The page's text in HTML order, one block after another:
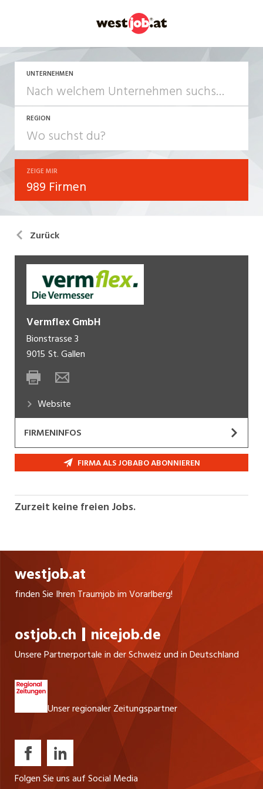
UNTERNEHMEN
REGION
ZEIGE MIR
989 Firmen
Zurück
Vermflex GmbH
Bionstrasse 3
9015 St. Gallen
Website
FIRMENINFOS
Die Vermflex GmbHist ein innovatives
Vermessungsunternehmen aus der Ostschweiz.
und viel Leidenschaft realisieren wir Projekte in
erwarten dich abwechslungsreiche Projekte,
moderne Arbeitsmittel und ein Arbeitsumfeld
mit viel Eigenverantwortung und Flexibilität.
FIRMA ALS JOBABO ABONNIEREN
Zurzeit keine freien Jobs.
westjob.at
finden Sie Ihren Traumjob im Vorarlberg!
ostjob.ch nicejob.de
Unsere Partnerportale in der Schweiz und in Deutschland
Unser regionaler Zeitungspartner
Folgen Sie uns auf Social Media